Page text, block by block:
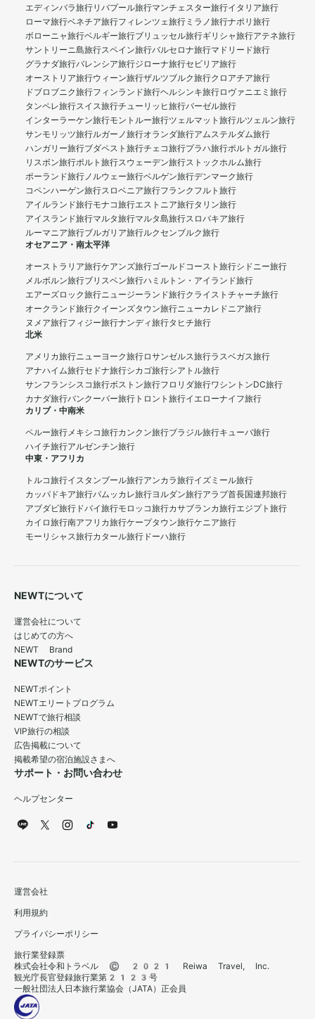
エディンバラ旅行リバプール旅行マンチェスター旅行イタリア旅行
ローマ旅行ベネチア旅行フィレンツェ旅行 ミラノ旅行ナポリ旅行
ボローニャ旅行ベルギー旅行ブリュッセル旅行ギリシャ旅行アテネ旅行
サントリーニ島旅行スペイン旅行バルセロナ旅行マドリード旅行
グラナダ旅行バレンシア旅行ジローナ旅行セビリア旅行
オーストリア旅行ウィーン旅行ザルツブルク旅行クロアチア旅行
ドブロブニク旅行フィンランド旅行ヘルシンキ旅行ロヴァニエミ旅行
タンペレ旅行スイス旅行チューリッヒ旅行バーゼル旅行
インターラーケン旅行モントルー旅行ツェルマット旅行ルツェルン旅行
サンモリッツ旅行ルガーノ旅行オランダ旅行アムステルダム旅行
ハンガリー旅行ブダペスト旅行チェコ旅行プラハ旅行ポルトガル旅行
リスボン旅行ポルト旅行スウェーデン旅行ストックホルム旅行
ポーランド旅行ノルウェー旅行ベルゲン旅行デンマーク旅行
コペンハーゲン旅行スロベニア旅行フランクフルト旅行
アイルランド旅行モナコ旅行エストニア旅行タリン旅行
アイスランド旅行マルタ旅行マルタ島旅行スロバキア旅行
ルーマニア旅行ブルガリア旅行ルクセンブルク旅行
オセアニア・南太平洋
オーストラリア旅行ケアンズ旅行ゴールドコースト旅行シドニー旅行
メルボルン旅行ブリスベン旅行ハミルトン・アイランド旅行
エアーズロック旅行ニュージーランド旅行クライストチャーチ旅行
オークランド旅行クイーンズタウン旅行ニューカレドニア旅行
ヌメア旅行フィジー旅行ナンディ旅行タヒチ旅行
北米
アメリカ旅行ニューヨーク旅行ロサンゼルス旅行ラスベガス旅行
アナハイム旅行セドナ旅行シカゴ旅行シアトル旅行
サンフランシスコ旅行ボストン旅行フロリダ旅行ワシントンDC旅行
カナダ旅行バンクーバー旅行 トロント旅行イエローナイフ旅行
カリブ・中南米
ペルー旅行メキシコ旅行カンクン旅行ブラジル旅行キューバ旅行
ハイチ旅行アルゼンチン旅行
中東・アフリカ
トルコ旅行イスタンブール旅行アンカラ旅行イズミール旅行
カッパドキア旅行パムッカレ旅行ヨルダン旅行アラブ首長国連邦旅行
アブダビ旅行 ドバイ旅行モロッコ旅行カサブランカ旅行エジプト旅行
カイロ旅行南アフリカ旅行ケープタウン旅行ケニア旅行
モーリシャス旅行カタール旅行 ドーハ旅行
NEWTについて
運営会社について
はじめての方へ
NEWT Brand
NEWTのサービス
NEWTポイント
NEWTエリートプログラム
NEWTで旅行相談
VIP旅行の相談
広告掲載について
掲載希望の宿泊施設さまへ
サポート・お問い合わせ
ヘルプセンター
運営会社
利用規約
プライバシーポリシー
旅行業登録票
株式会社令和トラベル © 2021 Reiwa Travel, Inc.
観光庁長官登録旅行業第2123号
一般社団法人日本旅行業協会（JATA）正会員